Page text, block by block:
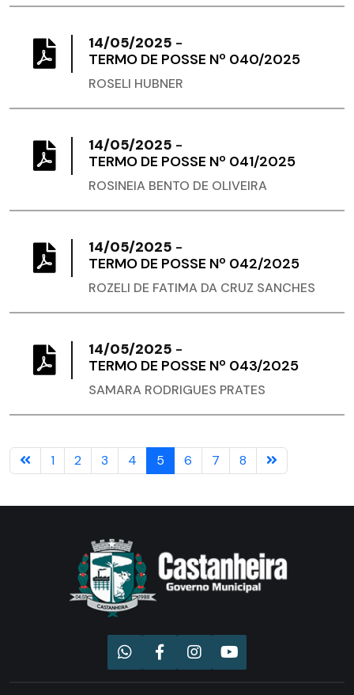
14/05/2025 -
TERMO DE POSSE Nº 040/2025
ROSELI HUBNER
14/05/2025 -
TERMO DE POSSE Nº 041/2025
ROSINEIA BENTO DE OLIVEIRA
14/05/2025 -
TERMO DE POSSE Nº 042/2025
ROZELI DE FATIMA DA CRUZ SANCHES
14/05/2025 -
TERMO DE POSSE Nº 043/2025
SAMARA RODRIGUES PRATES
1 2 3 4 5 6 7 8